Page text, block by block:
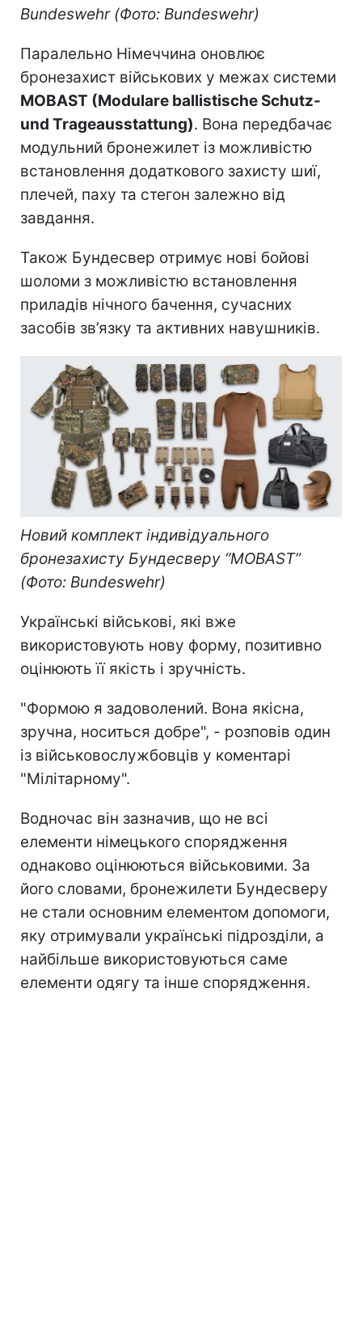
Bundeswehr (Фото: Bundeswehr)
Паралельно Німеччина оновлює
бронезахист військових у межах системи
MOBAST (Modulare ballistische Schutz-
und Trageausstattung). Вона передбачає
модульний бронежилет із можливістю
встановлення додаткового захисту шиї,
плечей, паху та стегон залежно від
завдання.
Також Бундесвер отримує нові бойові
шоломи з можливістю встановлення
приладів нічного бачення, сучасних
засобів зв’язку та активних навушників.
Новий комплект індивідуального
бронезахисту Бундесверу “MOBAST”
(Фото: Bundeswehr)
Українські військові, які вже
використовують нову форму, позитивно
оцінюють її якість і зручність.
"Формою я задоволений. Вона якісна,
зручна, носиться добре", - розповів один
із військовослужбовців у коментарі
"Мілітарному".
Водночас він зазначив, що не всі
елементи німецького спорядження
однаково оцінюються військовими. За
його словами, бронежилети Бундесверу
не стали основним елементом допомоги,
яку отримували українські підрозділи, а
найбільше використовуються саме
елементи одягу та інше спорядження.